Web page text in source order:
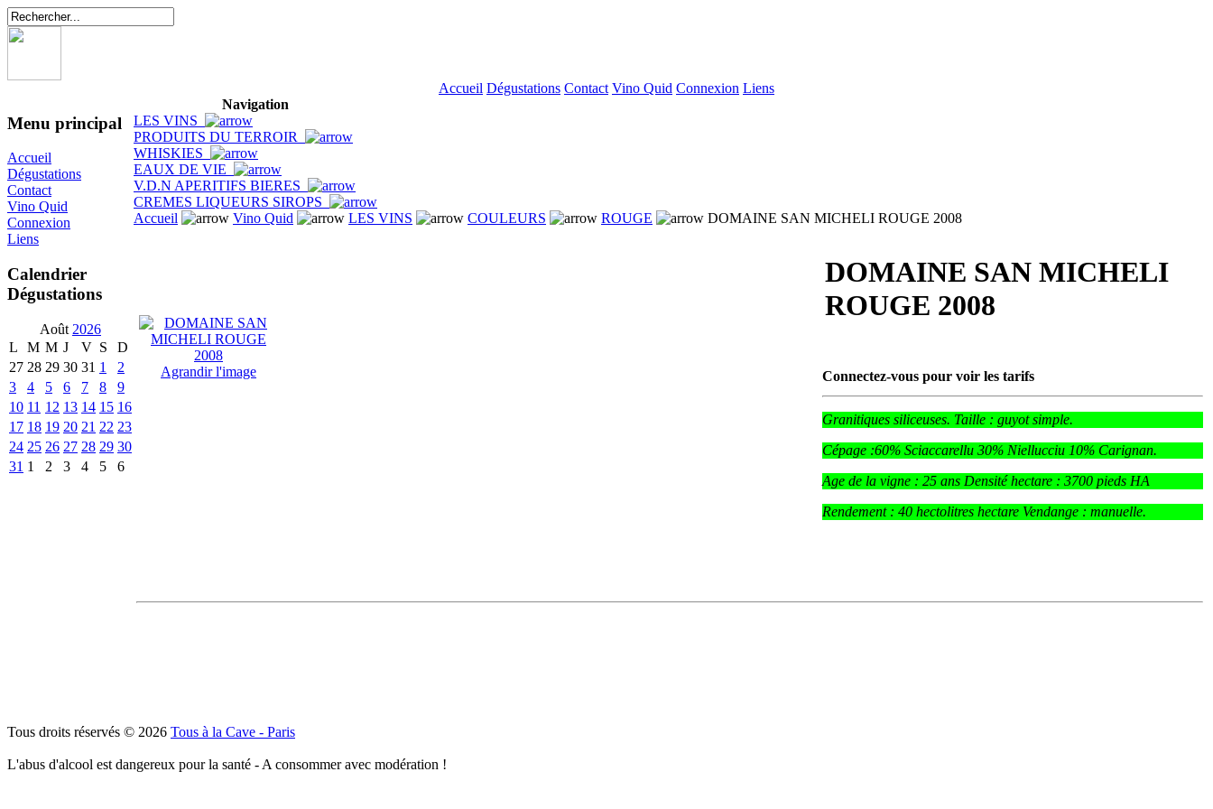
Accueil Dégustations Contact Vino Quid Connexion Liens
Menu principal
Accueil
Dégustations
Contact
Vino Quid
Connexion
Liens
Calendrier
Dégustations
Août 2026
L
M M J V S
D
27 28 29 30 31 1
2
3
4 5 6 7 8
9
10 11 12 13 14 15 16
17 18 19 20 21 22 23
24 25 26 27 28 29 30
31 1 2 3 4 5 6
Navigation
LES VINS
PRODUITS DU TERROIR
WHISKIES
EAUX DE VIE
V.D.N APERITIFS BIERES
CREMES LIQUEURS SIROPS
Accueil
Vino Quid LES VINS COULEURS ROUGE DOMAINE SAN MICHELI ROUGE 2008
Agrandir l'image
DOMAINE SAN MICHELI
ROUGE 2008
Connectez-vous pour voir les tarifs
Granitiques siliceuses. Taille : guyot simple.
Cépage :60% Sciaccarellu 30% Niellucciu 10% Carignan.
Age de la vigne : 25 ans Densité hectare : 3700 pieds HA
Rendement : 40 hectolitres hectare Vendange : manuelle.
Tous droits réservés © 2026 Tous à la Cave - Paris
L'abus d'alcool est dangereux pour la santé - A consommer avec modération !